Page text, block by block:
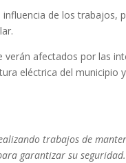
de los trabajos,
verán afectados por las
eléctrica del municipio
trabajos de
garantizar su